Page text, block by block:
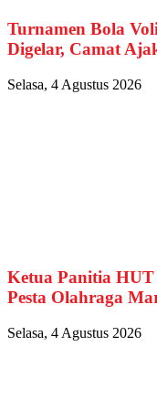
Turnamen Bola
Digelar, Camat
Selasa, 4 Agustus 2026
Ketua Panitia
Pesta Olahraga
Selasa, 4 Agustus 2026